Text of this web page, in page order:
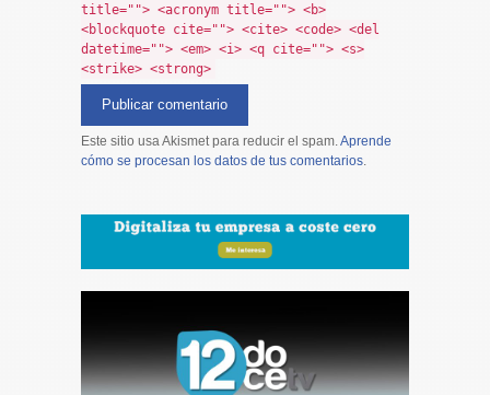
title=""> <acronym title=""> <b>
<blockquote cite=""> <cite> <code> <del
datetime=""> <em> <i> <q cite=""> <s>
<strike> <strong>
Este sitio usa Akismet para reducir el spam.Aprende
cómo se procesan los datos de tus comentarios.